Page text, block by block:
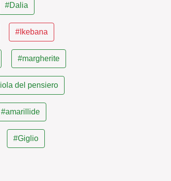
#Dalia
#Ikebana
#margherite
del pensiero
#amarillide
#Giglio